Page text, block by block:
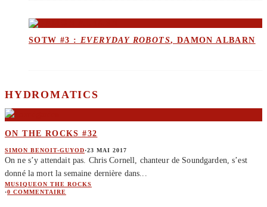
SOTW #3 : EVERYDAY ROBOTS, DAMON ALBARN
HYDROMATICS
ON THE ROCKS #32
SIMON BENOIT-GUYOD·23 MAI 2017
On ne s’y attendait pas. Chris Cornell, chanteur de Soundgarden, s’est
donné la mort la semaine dernière dans
MUSIQUEON THE ROCKS
·0 COMMENTAIRE